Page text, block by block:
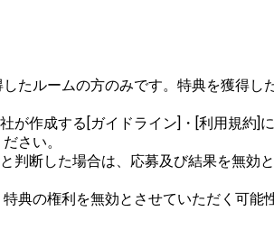
たルームの方のみです。特典を獲得し
が作成する[ガイドライン]・[利用規約]
さい。
判断した場合は、応募及び結果を無効
典の権利を無効とさせていただく可能